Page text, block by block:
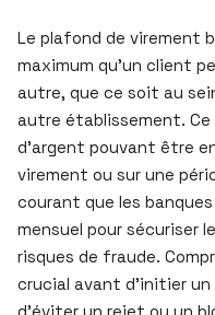
Le plafond de virement
maximum qu’un client
autre, que ce soit au
autre établissement.
d’argent pouvant être
virement ou sur une
courant que les
mensuel pour sécuriser
risques de fraude.
crucial avant d’initier